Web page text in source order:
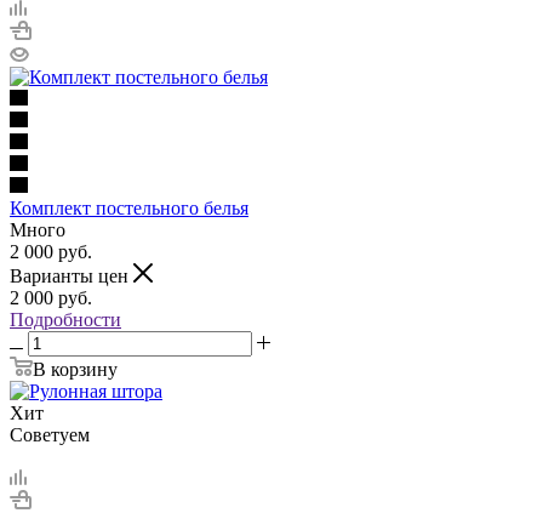
Комплект постельного белья
Много
2 000 руб.
Варианты цен
2 000 руб.
Подробности
В корзину
Хит
Советуем